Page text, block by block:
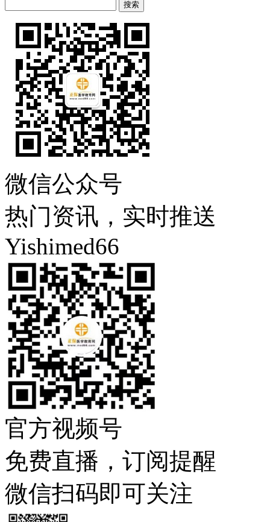
微信公众号
热门资讯，实时推送
Yishimed66
官方视频号
免费直播，订阅提醒
微信扫码即可关注